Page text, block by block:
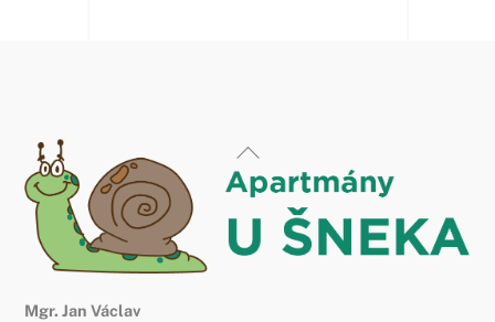
Back
To
Top
Mgr. Jan Václav